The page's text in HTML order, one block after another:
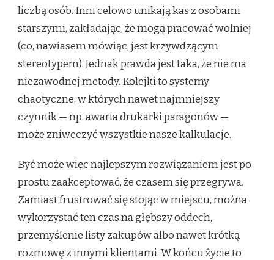
liczbą osób. Inni celowo unikają kas z osobami
starszymi, zakładając, że mogą pracować wolniej
(co, nawiasem mówiąc, jest krzywdzącym
stereotypem). Jednak prawda jest taka, że nie ma
niezawodnej metody. Kolejki to systemy
chaotyczne, w których nawet najmniejszy
czynnik — np. awaria drukarki paragonów —
może zniweczyć wszystkie nasze kalkulacje.
Być może więc najlepszym rozwiązaniem jest po
prostu zaakceptować, że czasem się przegrywa.
Zamiast frustrować się stojąc w miejscu, można
wykorzystać ten czas na głębszy oddech,
przemyślenie listy zakupów albo nawet krótką
rozmowę z innymi klientami. W końcu życie to